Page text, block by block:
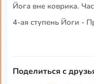
Йога вне коврика.
4-ая ступень Йоги -
Поделиться с